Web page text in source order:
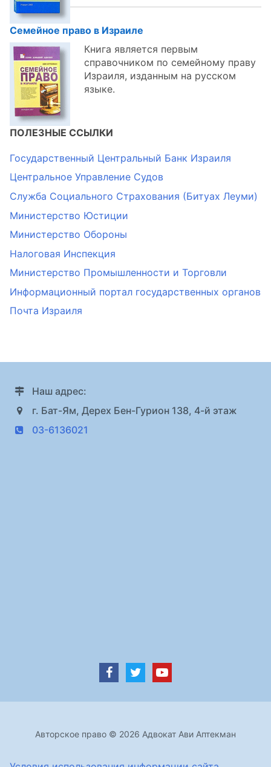
Семейное право в Израиле
Книга является первым
справочником по семейному праву
Израиля, изданным на русском
языке.
ПОЛЕЗНЫЕ ССЫЛКИ
Государственный Центральный Банк Израиля
Центральное Управление Судов
Служба Социального Страхования (Битуах Леуми)
Министерство Юстиции
Министерство Обороны
Налоговая Инспекция
Министерство Промышленности и Торговли
Информационный портал государственных органов
Почта Израиля
Наш адрес:
г. Бат-Ям, Дерех Бен-Гурион 138, 4-й этаж
03-6136021
Авторское право © 2026 Адвокат Ави Аптекман